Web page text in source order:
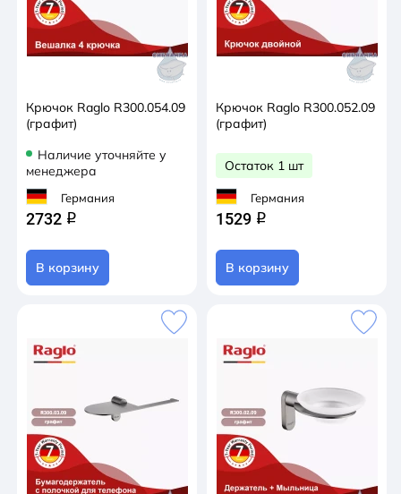
Крючок Raglo R300.054.09
(графит)
Наличие уточняйте у
менеджера
Германия
2732 q
В корзину
Крючок Raglo R300.052.09
(графит)
Остаток 1 шт
Германия
1529 q
В корзину